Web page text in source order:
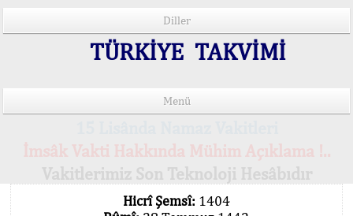
Diller
TÜRKİYE TAKVİMİ
Menü
Hicrî Şemsî: 1404